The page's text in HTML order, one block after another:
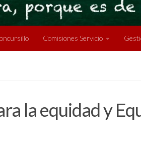
Comisiones Servicio
la equidad y